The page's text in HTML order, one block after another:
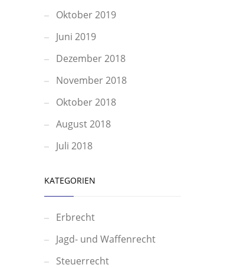
Oktober 2019
Juni 2019
Dezember 2018
November 2018
Oktober 2018
August 2018
Juli 2018
KATEGORIEN
Erbrecht
Jagd- und Waffenrecht
Steuerrecht